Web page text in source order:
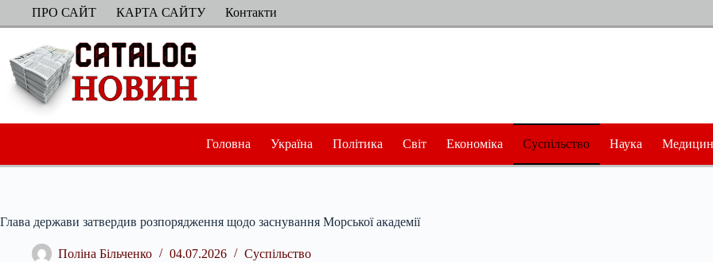
ПерейтиПРО САЙТ КАРТА САЙТУ Контакти
Головна Україна Політика Світ Економіка Суспільство Наука
Глава держави затвердив розпорядження щодо заснування Морської академії
Поліна Більченко 04.07.2026 Суспільство